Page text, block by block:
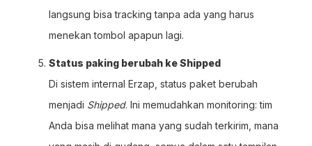
langsung bisa tracking tanpa ada yang harus
menekan tombol apapun lagi.
Status paking berubah ke Shipped
Di sistem internal Erzap, status paket berubah
menjadi Shipped. Ini memudahkan monitoring: tim
Anda bisa melihat mana yang sudah terkirim, mana